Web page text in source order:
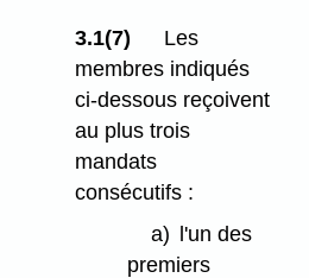
3.1(7)
Les
membres indiqués
ci-dessous reçoivent
au plus trois
mandats
consécutifs :
a) l'un des
premiers